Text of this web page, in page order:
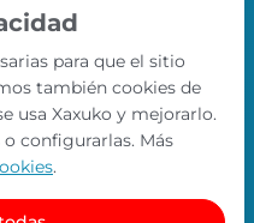
desde
para que el sitio
también cookies de
usa Xaxuko y mejorarlo.
o configurarlas. Más
.